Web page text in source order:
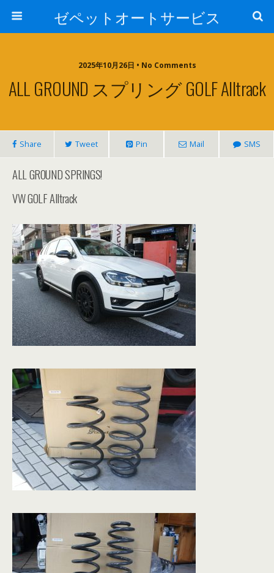
ゼペットオートサービス
2025年10月26日 • No Comments
ALL GROUND スプリング GOLF Alltrack
Share Tweet Pin Mail SMS
ALL GROUND SPRINGS!
VW GOLF Alltrack